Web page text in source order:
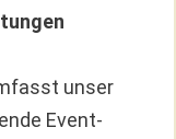
unser
Event-